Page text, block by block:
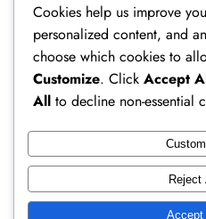
Ferry Doedens | Public
Profile
Cookies help us improve
personalized content, and
choose which cookies to
Customize. Click Accept
All to decline non-essential
Reject
Accept